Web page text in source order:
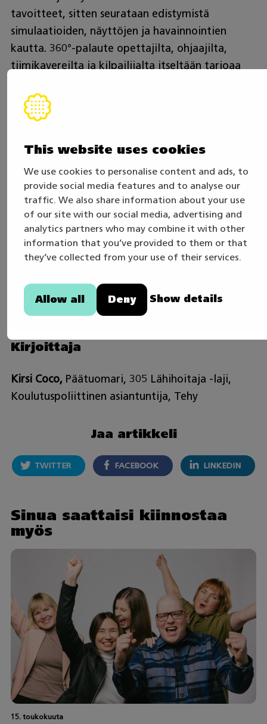
This website uses cookies
We use cookies to personalise content and ads, to
provide social media features and to analyse our
traffic. We also share information about your use
of our site with our social media, advertising and
analytics partners who may combine it with other
information that you’ve provided to them or that
they’ve collected from your use of their services.
Allow all Deny Show details
tavoitteet, sitten seurataan edistymistä
simulaatioiden, näyttöjen ja havainnointien
kautta. 360°-palaute opettajilta, ohjaajilta,
tiimikavereilta ja kilpailijalta itseltään tarjoaa
hyvinvoinnin ja itseluottamuksen seuranta on
tärkeää, koska kilpailuvalmennus on aina myös
arvioidaan, miten opittu siirtyy aitoihin
hoitotyön tilanteisiin, sillä juuri siellä
vaikuttavuus konkretisoituu.
Nuoret osaajat, laadukas työpaikkaohjaus ja
tiivis yhteistyö työpaikkojen kanssa muodostavat
sosiaali- ja terveysalan tulevaisuuden perustan.
hyödynnetään tarkoituksenmukaisesti
se näkyy kilpailumenestyksessä.
Kirjoittaja
Kirsi Coco,Päätuomari, 305 Lähihoitaja -laji,
Koulutuspoliittinen asiantuntija, Tehy
Jaa artikkeli
TWITTER FACEBOOK LINKEDIN
Sinua saattaisi kiinnostaa
myös
15. toukokuuta